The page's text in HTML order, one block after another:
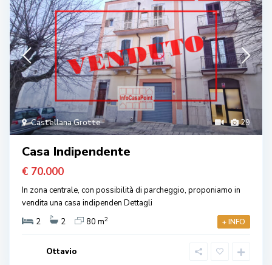
29
Castellana Grotte
Casa Indipendente
€ 70.000
In zona centrale, con possibilità di parcheggio, proponiamo in
vendita una casa indipenden Dettagli
2
2 80 m2 + INFO
Ottavio